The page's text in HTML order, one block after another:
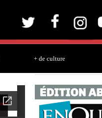
+ de culture